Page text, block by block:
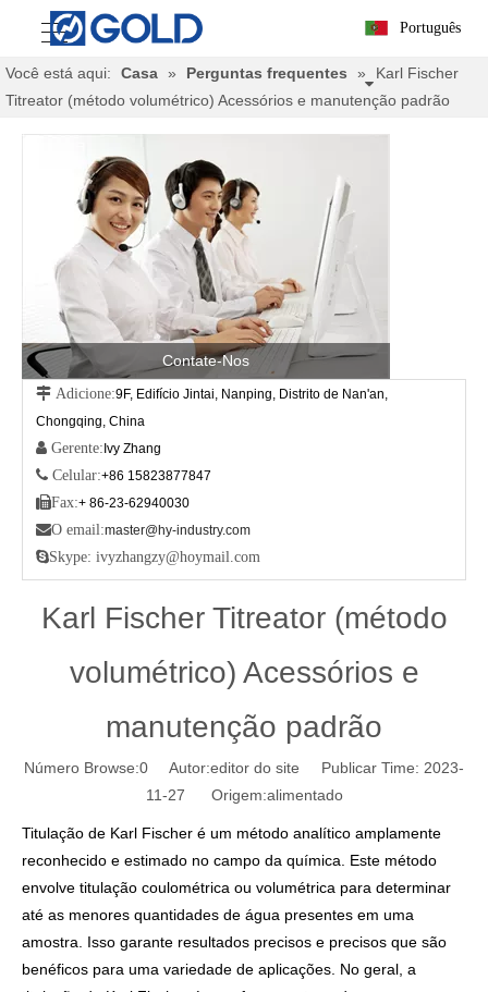
Português
Você está aqui: Casa » Perguntas frequentes »
Karl Fischer
Titreator (método volumétrico) Acessórios e manutenção padrão
Contate-Nos
 Adicione:9F, Edifício Jintai, Nanping, Distrito de Nan'an,
Chongqing, China
 Gerente: Ivy Zhang
 Celular:+86 15823877847
Fax:+ 86-23-62940030
O email:master@hy-industry.com
Skype: ivyzhangzy@hoymail.com
Karl Fischer Titreator (método
volumétrico) Acessórios e
manutenção padrão
Número Browse:0 Autor:editor do site Publicar Time: 2023-
11-27 Origem:alimentado
Titulação de Karl Fischer é um método analítico amplamente
reconhecido e estimado no campo da química. Este método
envolve titulação coulométrica ou volumétrica para determinar
até as menores quantidades de água presentes em uma
amostra. Isso garante resultados precisos e precisos que são
benéficos para uma variedade de aplicações. No geral, a